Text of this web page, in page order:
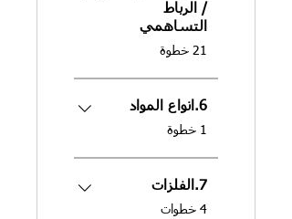
/ الرباط
التساهمي
.
21 خطوة
6.انواع المواد
.
1 خطوة
7.الفلزات
.
4 خطوات